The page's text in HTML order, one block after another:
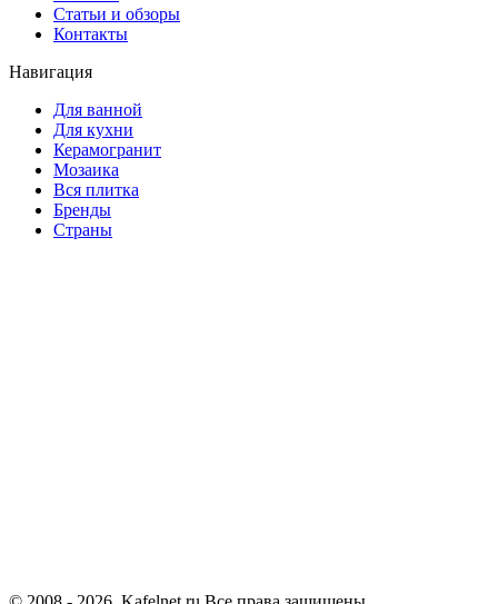
Статьи и обзоры
Контакты
Навигация
Для ванной
Для кухни
Керамогранит
Мозаика
Вся плитка
Бренды
Страны